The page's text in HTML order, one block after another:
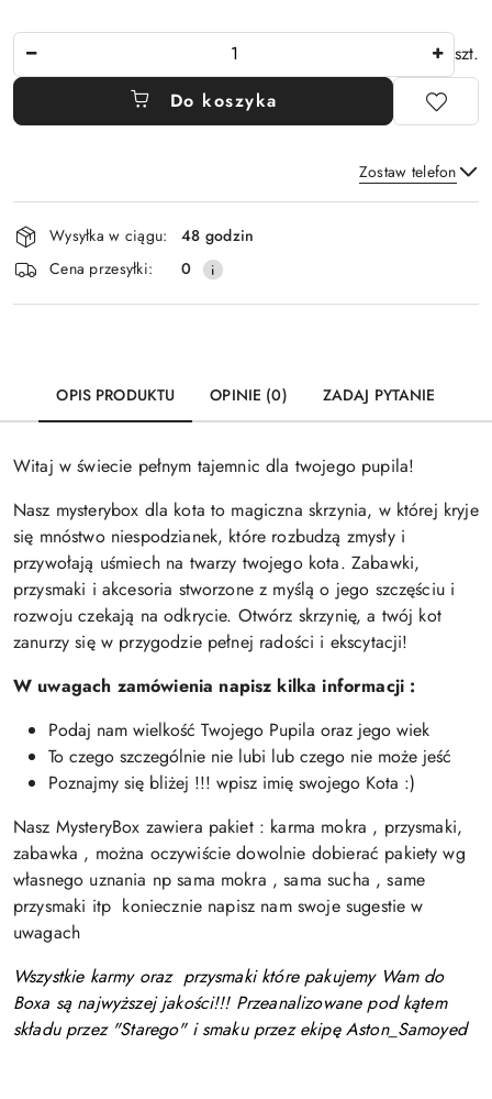
szt.
Do koszyka
Zostaw telefon
Wyślij
Dostępność
i
dostawa
Wysyłka w ciągu:
48 godzin
Cena przesyłki:
0
OPIS PRODUKTU OPINIE (0) ZADAJ PYTANIE
Witaj w świecie pełnym tajemnic dla twojego pupila!
Nasz mysterybox dla kota to magiczna skrzynia, w której kryje
się mnóstwo niespodzianek, które rozbudzą zmysły i
przywołają uśmiech na twarzy twojego kota. Zabawki,
przysmaki i akcesoria stworzone z myślą o jego szczęściu i
rozwoju czekają na odkrycie. Otwórz skrzynię, a twój kot
zanurzy się w przygodzie pełnej radości i ekscytacji!
W uwagach zamówienia napisz kilka informacji :
Podaj nam wielkość Twojego Pupila oraz jego wiek
To czego szczególnie nie lubi lub czego nie może jeść
Poznajmy się bliżej !!! wpisz imię swojego Kota :)
Nasz MysteryBox zawiera pakiet : karma mokra , przysmaki,
zabawka , można oczywiście dowolnie dobierać pakiety wg
własnego uznania np sama mokra , sama sucha , same
przysmaki itp koniecznie napisz nam swoje sugestie w
uwagach
Wszystkie karmy oraz przysmaki które pakujemy Wam do
Boxa są najwyższej jakości!!! Przeanalizowane pod kątem
składu przez "Starego" i smaku przez ekipę Aston_Samoyed